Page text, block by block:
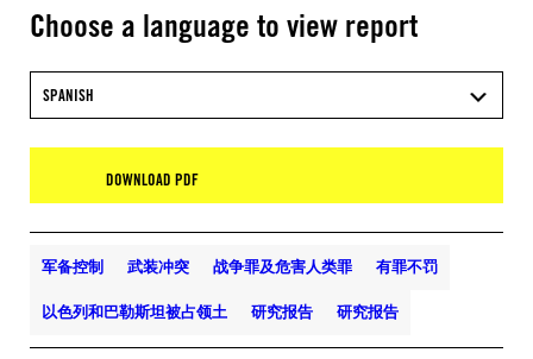
Choose a language to view report
SPANISH
DOWNLOAD PDF
军备控制 武装冲突 战争罪及危害人类罪 有罪不罚
以色列和巴勒斯坦被占领土 研究报告 研究报告